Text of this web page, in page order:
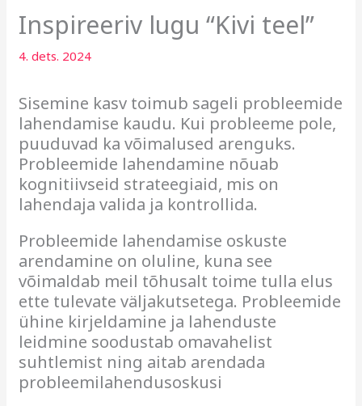
Inspireeriv lugu “Kivi teel”
4. dets. 2024
Sisemine kasv toimub sageli probleemide
lahendamise kaudu. Kui probleeme pole,
puuduvad ka võimalused arenguks.
Probleemide lahendamine nõuab
kognitiivseid strateegiaid, mis on
lahendaja valida ja kontrollida.
Probleemide lahendamise oskuste
arendamine on oluline, kuna see
võimaldab meil tõhusalt toime tulla elus
ette tulevate väljakutsetega. Probleemide
ühine kirjeldamine ja lahenduste
leidmine soodustab omavahelist
suhtlemist ning aitab arendada
probleemilahendusoskusi